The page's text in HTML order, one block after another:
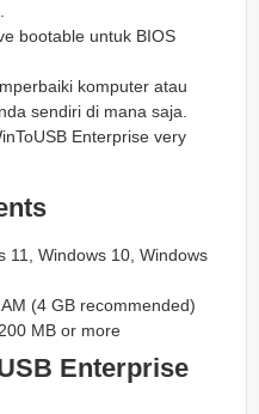
bootable untuk BIOS
komputer atau
sendiri di mana saja.
Enterprise very
11, Windows 10, Windows
(4 GB recommended)
MB or more
Enterprise